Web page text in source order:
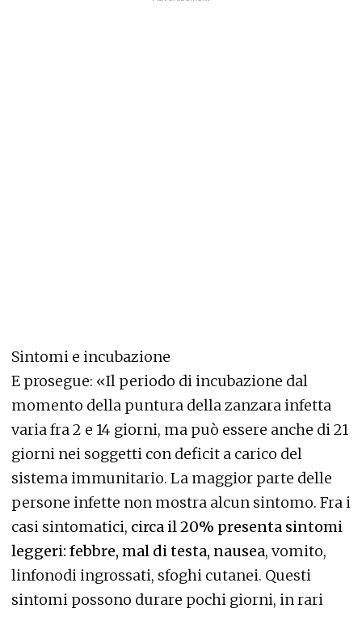
Sintomi e incubazione
E prosegue: «Il periodo di incubazione dal
momento della puntura della zanzara infetta
varia fra 2 e 14 giorni, ma può essere anche di 21
giorni nei soggetti con deficit a carico del
sistema immunitario. La maggior parte delle
persone infette non mostra alcun sintomo. Fra i
casi sintomatici, circa il 20% presenta sintomi
leggeri: febbre, mal di testa, nausea, vomito,
linfonodi ingrossati, sfoghi cutanei. Questi
sintomi possono durare pochi giorni, in rari